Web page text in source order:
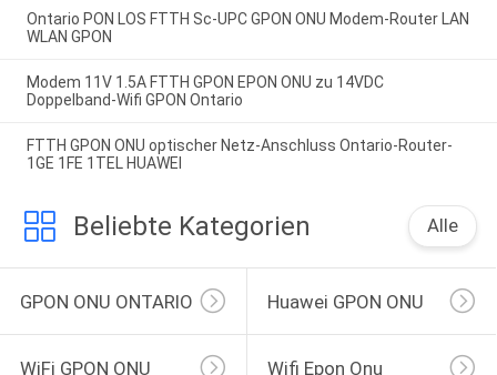
Ontario PON LOS FTTH Sc-UPC GPON ONU Modem-Router LAN
WLAN GPON
Modem 11V 1.5A FTTH GPON EPON ONU zu 14VDC
Doppelband-Wifi GPON Ontario
FTTH GPON ONU optischer Netz-Anschluss Ontario-Router-
1GE 1FE 1TEL HUAWEI
Beliebte Kategorien Alle
GPON ONU ONTARIO Huawei GPON ONU
WiFi GPON ONU Wifi Epon Onu